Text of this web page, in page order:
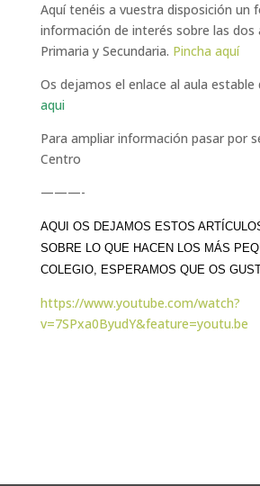
Aquí tenéis a vuestra disposición un
información de interés sobre las dos
Primaria y Secundaria. Pincha aquí
Os dejamos el enlace al aula estable
aqui
Para ampliar información pasar por
Centro
———-
AQUI OS DEJAMOS ESTOS
SOBRE LO QUE HACEN LOS MÁS
COLEGIO, ESPERAMOS QUE OS
https://www.youtube.com/watch?
v=7SPxa0ByudY&feature=youtu.be